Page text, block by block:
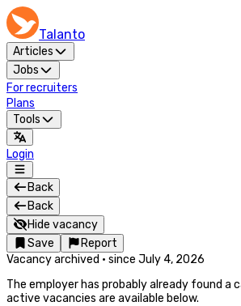
Talanto
Articles
Jobs
For recruiters
Plans
Tools
Login
Back
Back
Hide vacancy
Save
Report
Vacancy archived · since July 4, 2026
The employer has probably already found a
active vacancies are available below.